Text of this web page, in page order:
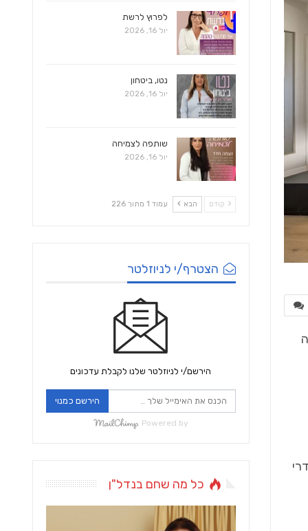
לפרוץ לרשת
יול 16, 2026
נטו, ביטחון
יול 16, 2026
שותפה לצמיחה
יול 16, 2026
קודם הבא עמוד 1 מתוך 226
הצטרף/י לניוזלטר
הירשם/י לניוזלטר שלנו לקבלת עדכונים
הירשם כמנוי
Powered by
כל מה שחם בנדל"ן